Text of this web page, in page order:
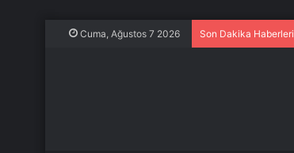
Cuma, Ağustos 7 2026 Son Dakika Haberleri